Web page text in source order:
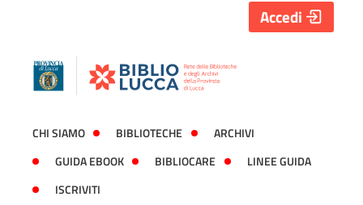
CHI SIAMO BIBLIOTECHE
ARCHIVI
GUIDA EBOOK
BIBLIOCARE
LINEE GUIDA
ISCRIVITI
Accedi